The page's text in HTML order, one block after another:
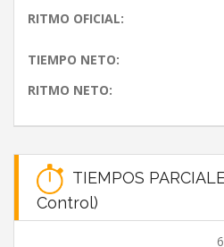
RITMO OFICIAL:
TIEMPO NETO:
RITMO NETO:
TIEMPOS
Control)